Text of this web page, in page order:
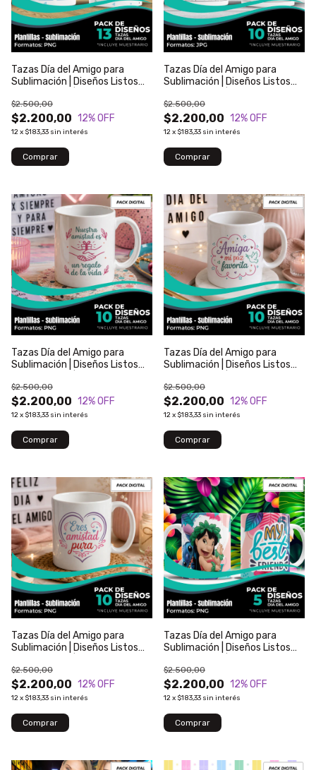
Tazas Día del Amigo para
Sublimación | Diseños Listos
$2.200,00
$2.500,00
12% OFF
12x $183,33 sin interés
Tazas Día del Amigo para
Sublimación | Diseños Listos
$2.200,00
$2.500,00
12% OFF
12x $183,33 sin interés
Tazas Día del Amigo para
Sublimación | Diseños Listos
$2.200,00
$2.500,00
12% OFF
12x $183,33 sin interés
Tazas Día del Amigo para
Sublimación | Diseños Listos
$2.200,00
$2.500,00
12% OFF
12x $183,33 sin interés
Tazas Día del Amigo para
Sublimación | Diseños Listos
$2.200,00
$2.500,00
12% OFF
12x $183,33 sin interés
Tazas Día del Amigo para
Sublimación | Diseños Listos
$2.200,00
$2.500,00
12% OFF
12x $183,33 sin interés